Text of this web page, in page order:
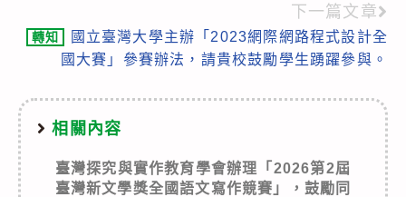
下一篇文章
轉知
國立臺灣大學主辦「2023網際網路程式設計全
國大賽」參賽辦法，請貴校鼓勵學生踴躍參與。
相關內容
臺灣探究與實作教育學會辦理「2026第2屆
臺灣新文學獎全國語文寫作競賽」，鼓勵同